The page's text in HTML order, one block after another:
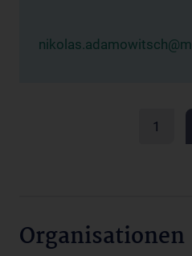
1
Organisationen